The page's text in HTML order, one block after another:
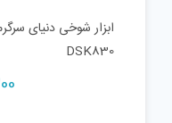
ابزار شوخی دنیای
DSK830